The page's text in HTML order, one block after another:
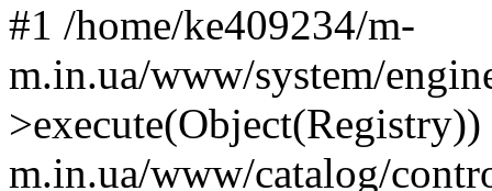
#1 /home/ke409234/m-
m.in.ua/www/system/
m.in.ua/www/catalog/